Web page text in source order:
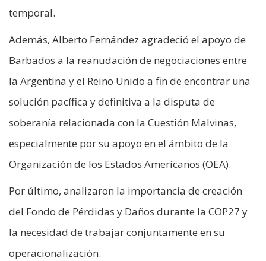
temporal.
Además, Alberto Fernández agradeció el apoyo de
Barbados a la reanudación de negociaciones entre
la Argentina y el Reino Unido a fin de encontrar una
solución pacífica y definitiva a la disputa de
soberanía relacionada con la Cuestión Malvinas,
especialmente por su apoyo en el ámbito de la
Organización de los Estados Americanos (OEA).
Por último, analizaron la importancia de creación
del Fondo de Pérdidas y Daños durante la COP27 y
la necesidad de trabajar conjuntamente en su
operacionalización.